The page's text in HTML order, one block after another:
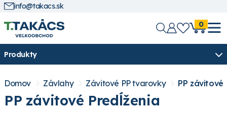
info@takacs.sk
0
Produkty
Domov Závlahy Závitové PP tvarovky PP závitové
PP závitové Predĺženia